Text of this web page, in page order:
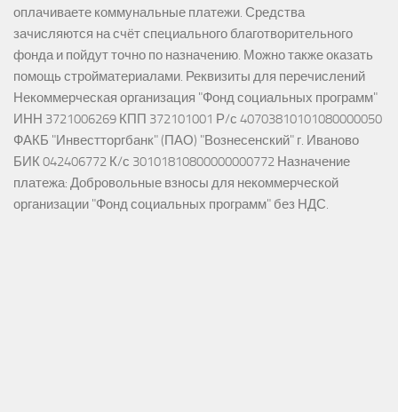
оплачиваете коммунальные платежи. Средства
зачисляются на счёт специального благотворительного
фонда и пойдут точно по назначению. Можно также оказать
помощь стройматериалами. Реквизиты для перечислений
Некоммерческая организация "Фонд социальных программ"
ИНН 3721006269 КПП 372101001 Р/с 40703810101080000050
ФАКБ "Инвестторгбанк" (ПАО) "Вознесенский" г. Иваново
БИК 042406772 К/с 30101810800000000772 Назначение
платежа: Добровольные взносы для некоммерческой
организации "Фонд социальных программ" без НДС.